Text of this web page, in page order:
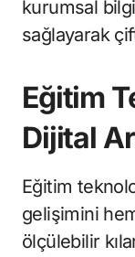
kurumsal
sağlayarak
Eğitim
Dijital
Eğitim
gelişimini
ölçülebilir